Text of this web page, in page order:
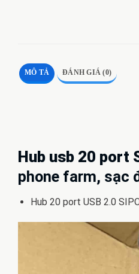
MÔ TẢ ĐÁNH GIÁ (0)
Hub usb 20 port
phone farm, sạc
Hub 20 port USB 2.0